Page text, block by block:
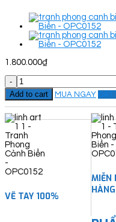
1.800.000₫
Tranh
Phong
Cảnh
Biển
-
OPC0152
quantity
Add to cart MUA NGAY ĐẶT
VẼ TAY 100%
MIỄN
HÀNG